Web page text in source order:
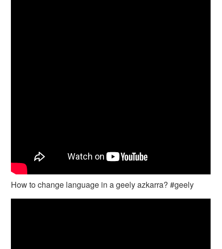
How to change language in a geely azkarra? #geely